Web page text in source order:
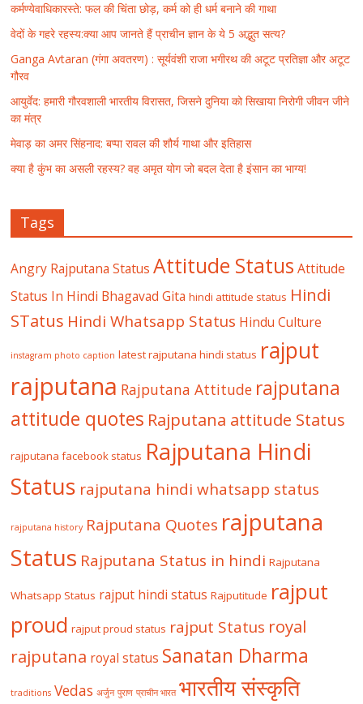
कर्मण्येवाधिकारस्ते: फल की चिंता छोड़, कर्म को ही धर्म बनाने की गाथा
वेदों के गहरे रहस्य:क्या आप जानते हैं प्राचीन ज्ञान के ये 5 अद्भुत सत्य?
Ganga Avtaran (गंगा अवतरण) : सूर्यवंशी राजा भगीरथ की अटूट प्रतिज्ञा और अटूट
गौरव
आयुर्वेद: हमारी गौरवशाली भारतीय विरासत, जिसने दुनिया को सिखाया निरोगी जीवन जीने
का मंत्र
मेवाड़ का अमर सिंहनाद: बप्पा रावल की शौर्य गाथा और इतिहास
क्या है कुंभ का असली रहस्य? वह अमृत योग जो बदल देता है इंसान का भाग्य!
Tags
Angry Rajputana Status Attitude Status Attitude
Status In Hindi Bhagavad Gita hindi attitude status Hindi
STatus Hindi Whatsapp Status Hindu Culture
instagram photo caption latest rajputana hindi status rajput
rajputana Rajputana Attitude rajputana
attitude quotes Rajputana attitude Status
rajputana facebook status Rajputana Hindi
Status rajputana hindi whatsapp status
rajputana history Rajputana Quotes rajputana
Status Rajputana Status in hindi Rajputana
Whatsapp Status rajput hindi status Rajputitude rajput
proud rajput proud status rajput Status royal
rajputana royal status Sanatan Dharma
traditions Vedas अर्जुन पुराण प्राचीन भारत भारतीय संस्कृति